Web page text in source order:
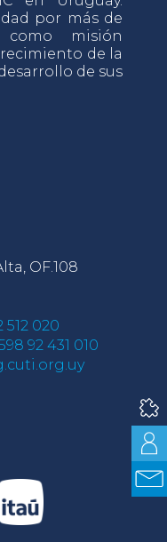
por más de
misión
de la
de sus
OF.108
512 020
92 431 010